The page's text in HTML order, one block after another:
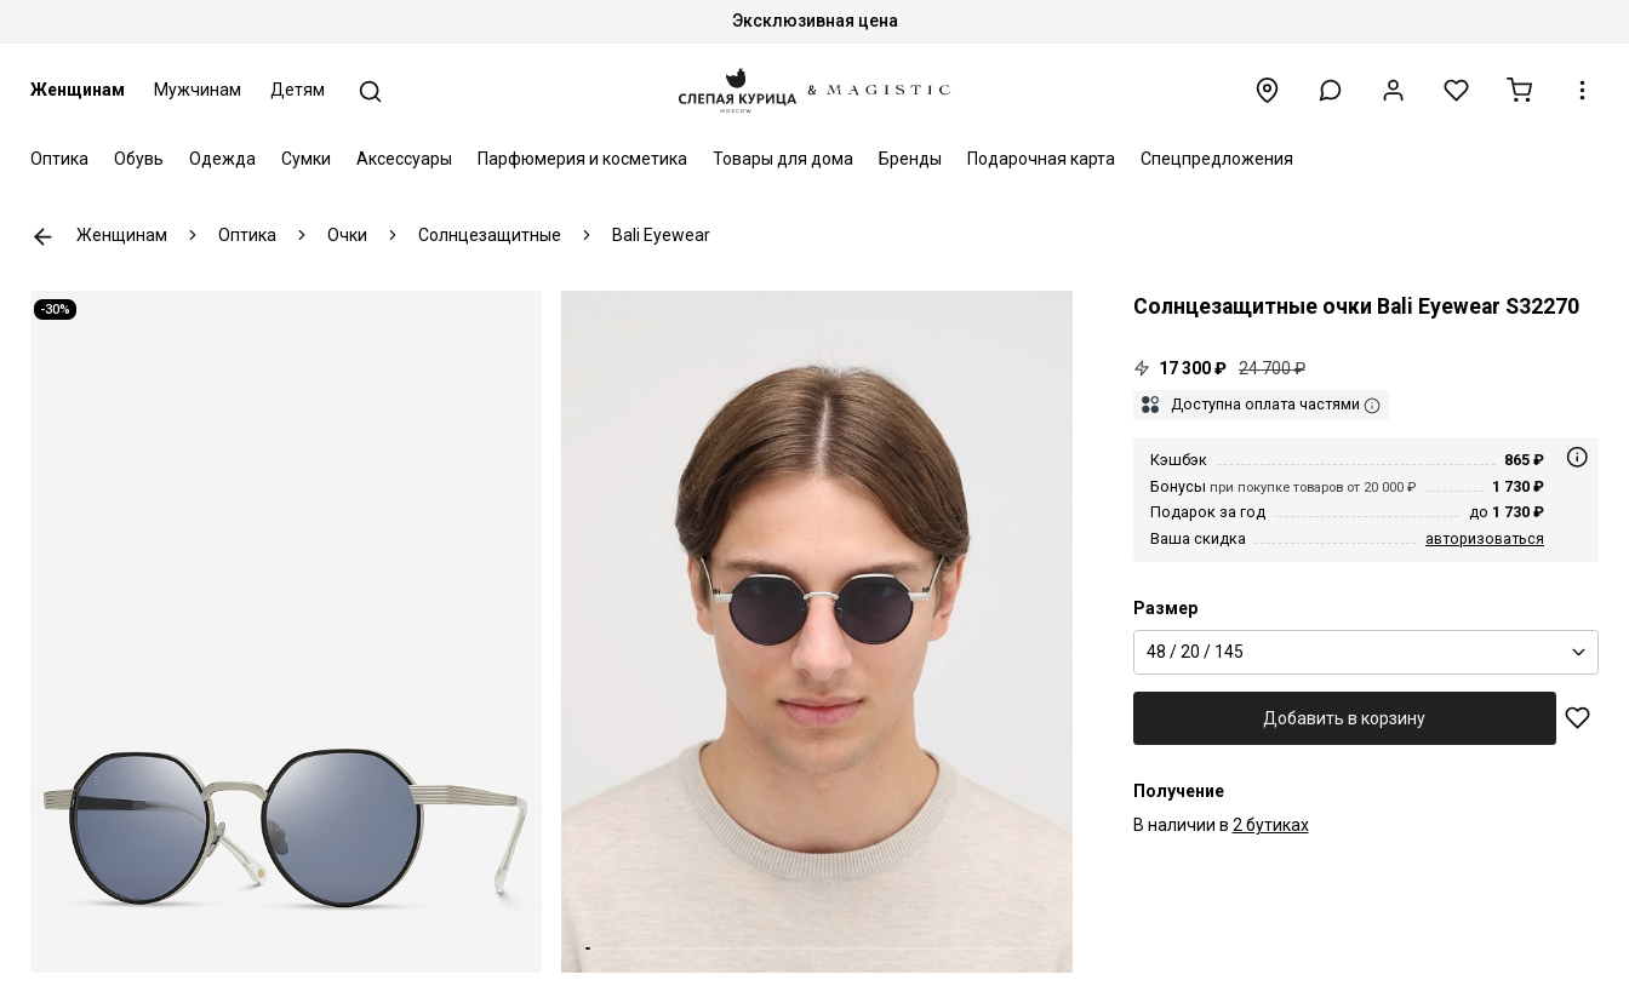
Эксклюзивная цена
Женщинам Мужчинам Детям
Оптика Обувь Одежда Сумки Аксессуары Парфюмерия и косметика Товары для дома Бренды Подарочная карта Спецпредложения
Женщинам Оптика Очки Солнцезащитные Bali Eyewear
-30% Солнцезащитные очки Bali Eyewear S32270
17 300 ₽ 24 700 ₽
Доступна оплата частями
Кэшбэк
865 ₽
Бонусы при покупке товаров от 20 000 ₽
1 730 ₽
Подарок за год
до 1 730 ₽
Ваша скидка
авторизоваться
Размер
48 / 20 / 145
Добавить в корзину
Получение
В наличии в 2 бутиках